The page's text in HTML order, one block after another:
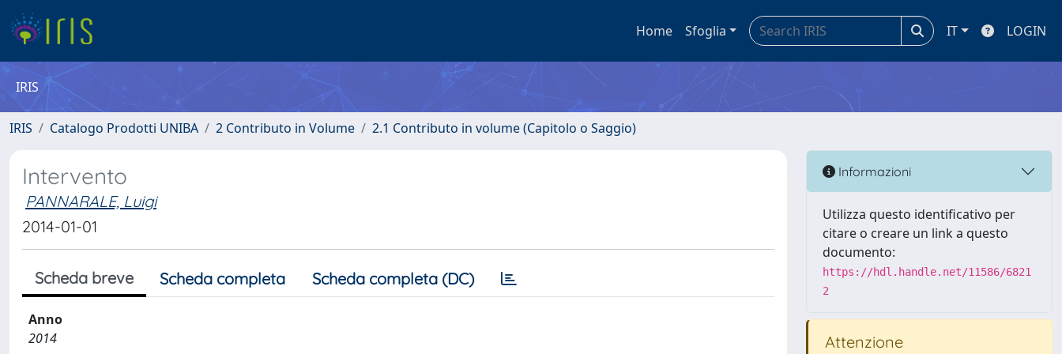
Home Sfoglia IT LOGIN
IRIS
IRIS Catalogo Prodotti UNIBA 2 Contributo in Volume 2.1 Contributo in volume (Capitolo o Saggio)
Intervento
PANNARALE, Luigi
2014-01-01
Scheda breve Scheda completa Scheda completa (DC)
Anno
2014
Informazioni
Utilizza questo identificativo per
citare o creare un link a questo
documento:
https://hdl.handle.net/11586/6821
2
Attenzione